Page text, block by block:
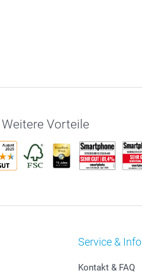
Weitere Vorteile
Service & Info
Kontakt & FAQ